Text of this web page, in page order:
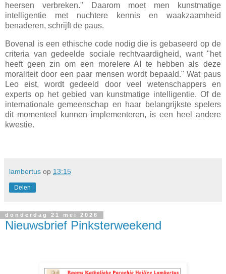
heersen verbreken." Daarom moet men kunstmatige
intelligentie met nuchtere kennis en waakzaamheid
benaderen, schrijft de paus.
Bovenal is een ethische code nodig die is gebaseerd op de
criteria van gedeelde sociale rechtvaardigheid, want "het
heeft geen zin om een morelere AI te hebben als deze
moraliteit door een paar mensen wordt bepaald." Wat paus
Leo eist, wordt gedeeld door veel wetenschappers en
experts op het gebied van kunstmatige intelligentie. Of de
internationale gemeenschap en haar belangrijkste spelers
dit momenteel kunnen implementeren, is een heel andere
kwestie.
lambertus op 13:15
Delen
donderdag 21 mei 2026
Nieuwsbrief Pinksterweekend